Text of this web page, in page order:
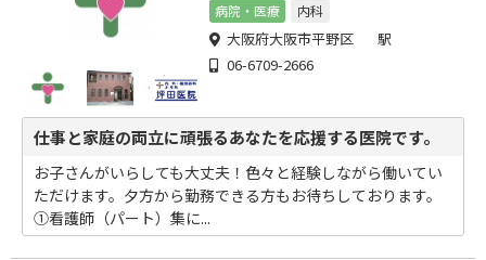
病院・医療 内科
大阪府大阪市平野区 駅
06-6709-2666
仕事と家庭の両立に頑張るあなたを応援する医院です。
お子さんがいらしても大丈夫！色々と経験しながら働いてい
ただけます。夕方から勤務できる方もお待ちしております。
①看護師（パート）集に...